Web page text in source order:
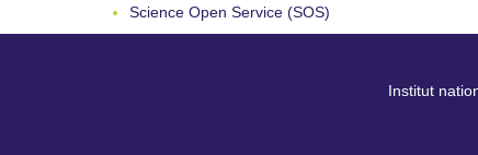
Science Open Service (SOS)
Institut